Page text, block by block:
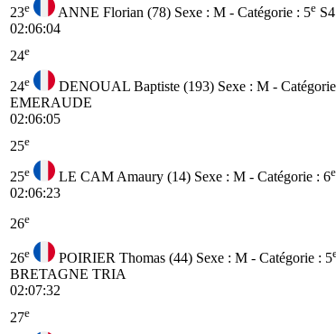
23e ANNE Florian (78) Sexe : M - Catégorie : 5e S4
02:06:04
24e
24e DENOUAL Baptiste (193) Sexe : M -
EMERAUDE
02:06:05
25e
25e LE CAM Amaury (14) Sexe : M - Catégorie : 6e
02:06:23
26e
26e POIRIER Thomas (44) Sexe : M - Catégorie : 5
BRETAGNE TRIA
02:07:32
27e